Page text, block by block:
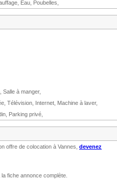
Eau, Poubelles,
Salle à manger,
Télévision, Internet, Machine à laver,
Parking privé,
offre de colocation à Vannes, devenez
fiche annonce complète.